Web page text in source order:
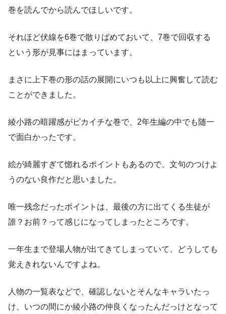
巻を読んでから読んでほしいです。
それほど伏線を6巻で散りばめておいて、7巻で回収する
という形が見事にはまっています。
まさに上下巻の形の話の展開にいつも以上に興奮して読む
ことができました。
綾小路の暗躍感がピカイチな巻で、2年生編の中でも随一
で面白かったです。
絵が綺麗すぎて惚れるポイントもあるので、文句のつけよ
うのない良作だと思いました。
唯一残念だったポイントは、最後の方に出てくる生徒が
誰？お前？って感じになってしまったところです。
一年生まで登場人物が出てきてしまっていて、どうしても
覚えきれないんですよね。
人物の一覧表などで、確認しないとそんなキャラいたっ
け、いつの間にか綾小路の仲良くなったんだっけとなって